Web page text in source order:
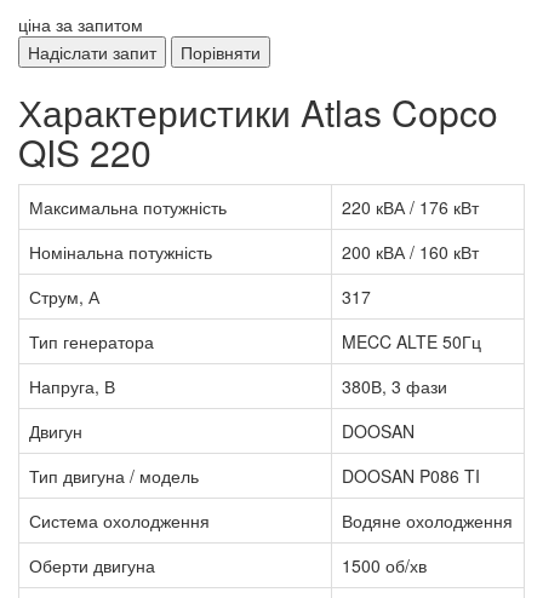
ціна за запитом
Надіслати запит
Порівняти
Характеристики Atlas Copco
QIS 220
Максимальна потужність
220 кВА / 176 кВт
Номінальна потужність
200 кВА / 160 кВт
Струм, А
317
Тип генератора
MECC ALTE 50Гц
Напруга, В
380В, 3 фази
Двигун
DOOSAN
Тип двигуна / модель
DOOSAN P086 TI
Система охолодження
Водяне охолодження
Оберти двигуна
1500 об/хв